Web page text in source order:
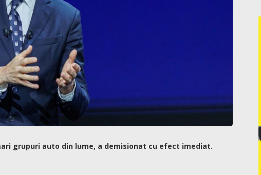
grupuri auto din lume, a demisionat cu efect imediat.